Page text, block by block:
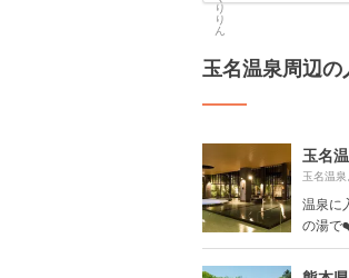
玉名温泉周辺の
玉名
玉名温
温泉に
の湯で